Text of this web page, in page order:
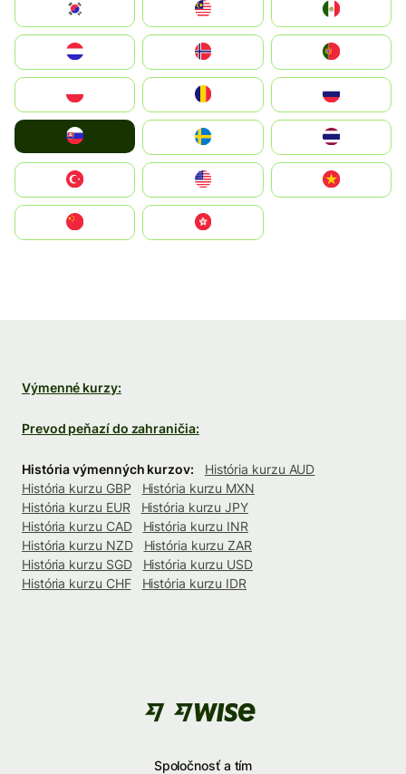
South Korea
United States
中國香港特別行政區
Výmenné kurzy:
Prevod peňazí do zahraničia:
História výmenných kurzov:
História kurzu AUD
História kurzu GBP
História kurzu MXN
História kurzu EUR
História kurzu JPY
História kurzu CAD
História kurzu INR
História kurzu NZD
História kurzu ZAR
História kurzu SGD
História kurzu USD
História kurzu CHF
História kurzu IDR
Spoločnosť a tím